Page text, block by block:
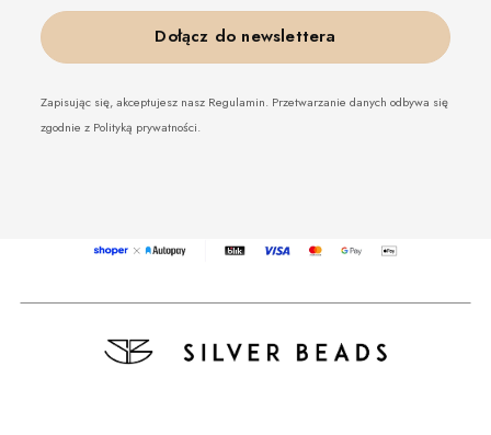
Dołącz do newslettera
Zapisując się, akceptujesz nasz Regulamin. Przetwarzanie danych odbywa się
zgodnie z Polityką prywatności.